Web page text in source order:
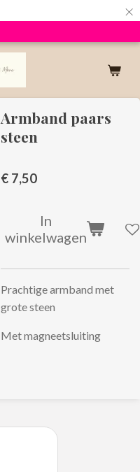
×
Armband paars
steen
€ 7,50
In
winkelwagen
Prachtige armband met
grote steen
Met magneetsluiting